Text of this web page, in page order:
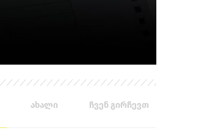
ახალი ჩვენ გირჩევთ